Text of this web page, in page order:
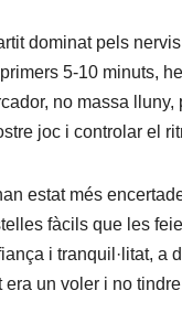
dominat pels
5-10 minuts,
no massa lluny,
joc i controlar el
estat més
fàcils que les
i tranquil·litat, a
era un voler i no